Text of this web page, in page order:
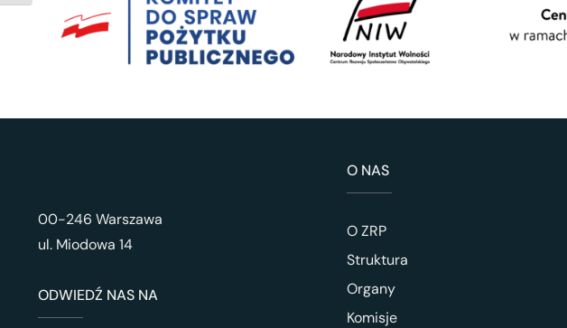
00-246 Warszawa
ul. Miodowa 14
ODWIEDŹ NAS NA
O NAS
O ZRP
Struktura
Organy
Komisje